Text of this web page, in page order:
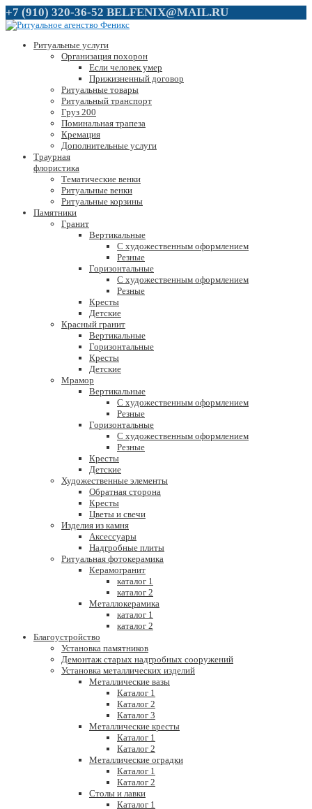
+7 (910) 320-36-52 BELFENIX@MAIL.RU
Ритуальные услуги
Организация похорон
Если человек умер
Прижизненный договор
Ритуальные товары
Ритуальный транспорт
Груз 200
Поминальная трапеза
Кремация
Дополнительные услуги
Траурная
флористика
Тематические венки
Ритуальные венки
Ритуальные корзины
Памятники
Гранит
Вертикальные
С художественным оформлением
Резные
Горизонтальные
С художественным оформлением
Резные
Кресты
Детские
Красный гранит
Вертикальные
Горизонтальные
Кресты
Детские
Мрамор
Вертикальные
С художественным оформлением
Резные
Горизонтальные
С художественным оформлением
Резные
Кресты
Детские
Художественные элементы
Обратная сторона
Кресты
Цветы и свечи
Изделия из камня
Аксессуары
Надгробные плиты
Ритуальная фотокерамика
Керамогранит
каталог 1
каталог 2
Металлокерамика
каталог 1
каталог 2
Благоустройство
Установка памятников
Демонтаж старых надгробных сооружений
Установка металлических изделий
Металлические вазы
Каталог 1
Каталог 2
Каталог 3
Металлические кресты
Каталог 1
Каталог 2
Металлические оградки
Каталог 1
Каталог 2
Столы и лавки
Каталог 1